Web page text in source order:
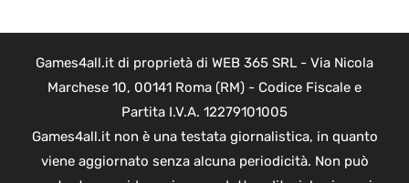
Games4all.it di proprietà di WEB 365 SRL - Via Nicola
Marchese 10, 00141 Roma (RM) - Codice Fiscale e
Partita I.V.A. 12279101005
Games4all.it non è una testata giornalistica, in quanto
viene aggiornato senza alcuna periodicità. Non può